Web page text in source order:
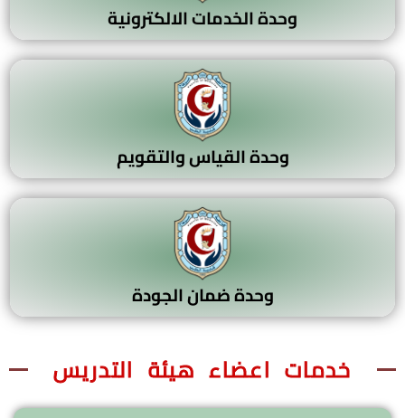
وحدة الخدمات الالكترونية
وحدة القياس والتقويم
وحدة ضمان الجودة
خدمات اعضاء هيئة التدريس